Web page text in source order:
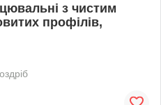
з чистим
профілів,